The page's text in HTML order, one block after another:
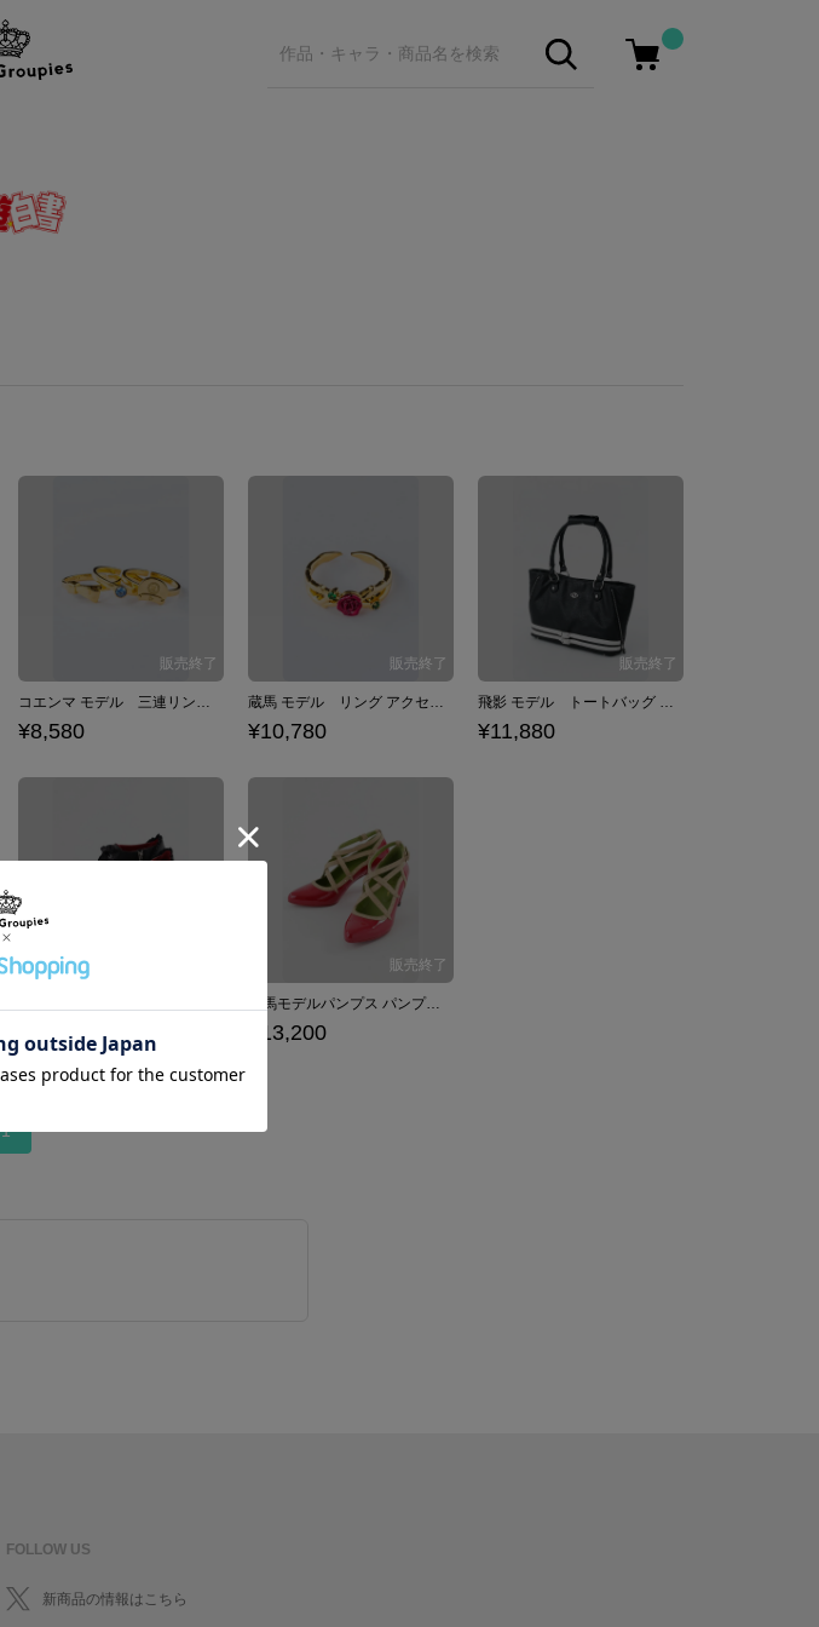
コエンマ モデル 三連リング アクセサリー 幽☆遊☆白書
¥8,580
蔵馬 モデル リング アクセサリー 幽☆遊☆白書
¥10,780
飛影 モデル トートバッグ バッグ 幽☆遊☆白書
¥11,880
¥13,200
蔵馬モデルパンプス パンプス 幽☆遊☆白書
¥13,200
1
FOLLOW US
新商品の情報はこちら